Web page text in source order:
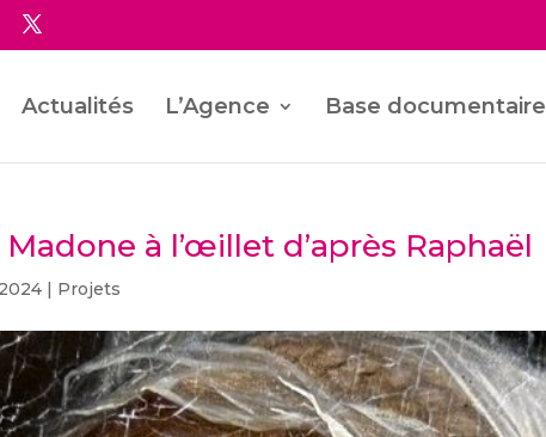
Actualités L’Agence Base documentaire
à l’œillet d’après Raphaël
| Projets